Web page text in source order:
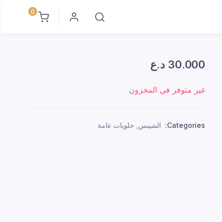
0
30.000 د.ع
غير متوفر في المخزون
Categories: الشيبس حلويات عامة